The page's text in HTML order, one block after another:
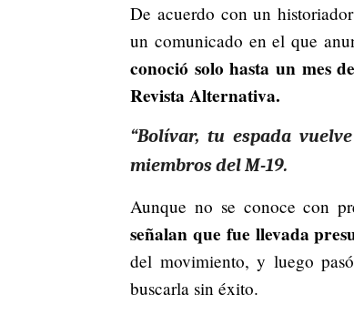
De acuerdo con un
un comunicado en el que
conoció solo hasta un mes
Revista Alternativa.
“Bolívar, tu espada
miembros del M-19.
Aunque no se conoce con
señalan que fue llevada
del movimiento, y luego
buscarla sin éxito.